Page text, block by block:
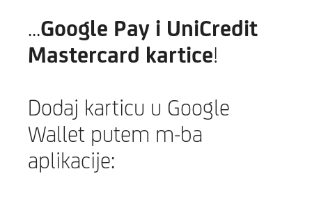
...Google Pay i UniCredit
Mastercard kartice!
Dodaj karticu u Google
Wallet putem m-ba
aplikacije: